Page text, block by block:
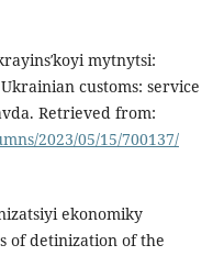
mytnytsi:
customs: service
Retrieved from:
2023/05/15/700137/
ekonomiky
of detinization of the